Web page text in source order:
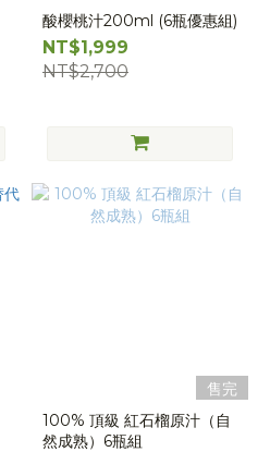
酸櫻桃汁200ml (6瓶優惠組)
NT$1,999
NT$2,700
售完
100% 頂級 紅石榴原汁（自
然成熟）6瓶組